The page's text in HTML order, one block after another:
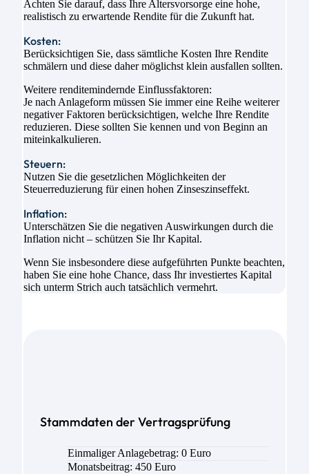
Achten Sie darauf, dass Ihre Altersvorsorge eine hohe,
realistisch zu erwartende Rendite für die Zukunft hat.
Kosten:
Berücksichtigen Sie, dass sämtliche Kosten Ihre Rendite
schmälern und diese daher möglichst klein ausfallen sollten.
Weitere renditemindernde Einflussfaktoren:
Je nach Anlageform müssen Sie immer eine Reihe weiterer
negativer Faktoren berücksichtigen, welche Ihre Rendite
reduzieren. Diese sollten Sie kennen und von Beginn an
miteinkalkulieren.
Steuern:
Nutzen Sie die gesetzlichen Möglichkeiten der
Steuerreduzierung für einen hohen Zinseszinseffekt.
Inflation:
Unterschätzen Sie die negativen Auswirkungen durch die
Inflation nicht – schützen Sie Ihr Kapital.
Wenn Sie insbesondere diese aufgeführten Punkte beachten,
haben Sie eine hohe Chance, dass Ihr investiertes Kapital
sich unterm Strich auch tatsächlich vermehrt.
Stammdaten der Vertragsprüfung
Einmaliger Anlagebetrag: 0 Euro
Monatsbeitrag: 450Euro